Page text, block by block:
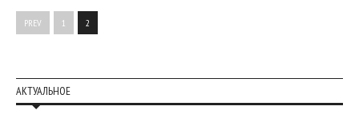
PREV 1 2
АКТУАЛЬНОЕ